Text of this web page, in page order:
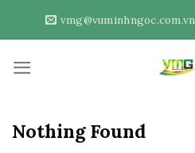
vmg@vuminhngoc.com.vn
Nothing Found